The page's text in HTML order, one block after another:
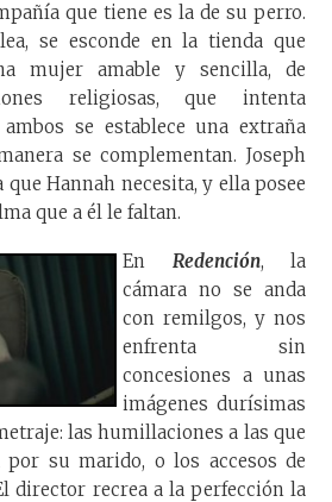
que tiene es la de su perro.
se esconde en la tienda que
mujer amable y sencilla, de
religiosas, que intenta
se establece una extraña
se complementan. Joseph
Hannah necesita, y ella posee
que a él le faltan.
En Redención, la
cámara no se anda
con remilgos, y nos
enfrenta sin
concesiones a unas
imágenes durísimas
las humillaciones a las que
por su marido, o los accesos de
director recrea a la perfección la